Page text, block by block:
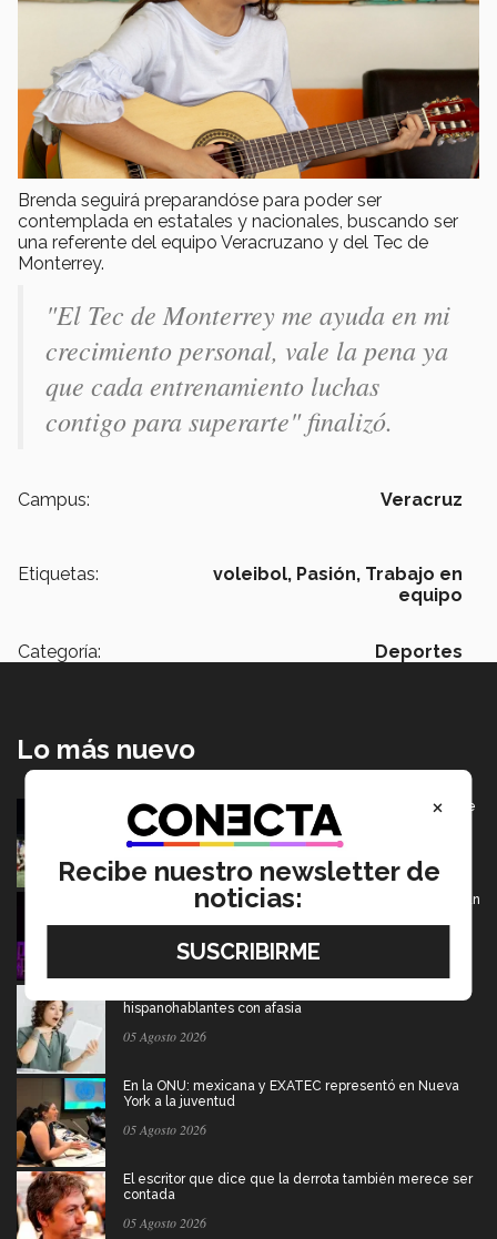
Brenda seguirá preparandóse para poder ser
contemplada en estatales y nacionales, buscando ser
una referente del equipo Veracruzano y del Tec de
Monterrey.
"El Tec de Monterrey me ayuda en mi
crecimiento personal, vale la pena ya
que cada entrenamiento luchas
contigo para superarte" finalizó.
Campus: Veracruz
Etiquetas: voleibol, Pasión, Trabajo en
equipo
Categoría: Deportes
Lo más nuevo
Borregos CCM van por el campeonato en Liga Mayor de
americano
06 Agosto 2026
De PrepaTec Qro al mundo: el escenario donde nació un
06 Agosto 2026
hispanohablantes con afasia
05 Agosto 2026
En la ONU: mexicana y EXATEC representó en Nueva
York a la juventud
05 Agosto 2026
El escritor que dice que la derrota también merece ser
contada
05 Agosto 2026
×
Recibe nuestro newsletter de
noticias: